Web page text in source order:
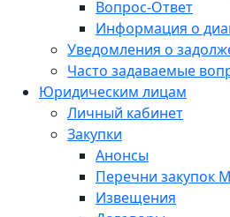
Вопрос-Ответ
Информация о
Уведомления о
Часто задаваемые
Юридическим лицам
Личный кабинет
Закупки
Анонсы
Перечни закупок
Извещения